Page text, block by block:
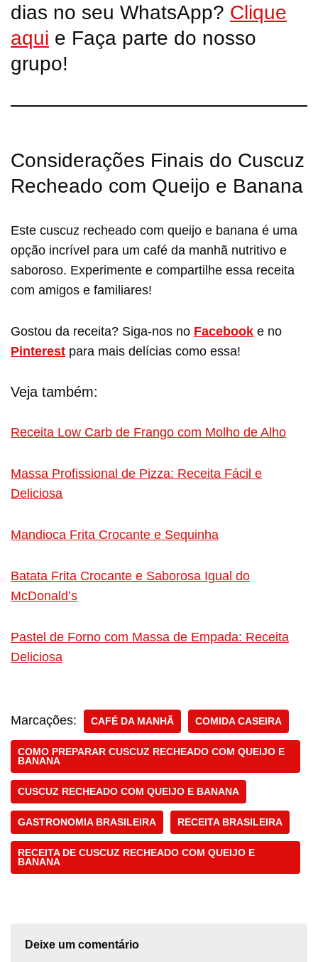
dias no seu WhatsApp? Clique
aqui e Faça parte do nosso
grupo!
Considerações Finais do Cuscuz
Recheado com Queijo e Banana
Este cuscuz recheado com queijo e banana é uma
opção incrível para um café da manhã nutritivo e
saboroso. Experimente e compartilhe essa receita
com amigos e familiares!
Gostou da receita? Siga-nos no Facebook e no
Pinterest para mais delícias como essa!
Veja também:
Receita Low Carb de Frango com Molho de Alho
Massa Profissional de Pizza: Receita Fácil e
Deliciosa
Mandioca Frita Crocante e Sequinha
Batata Frita Crocante e Saborosa Igual do
McDonald’s
Pastel de Forno com Massa de Empada: Receita
Deliciosa
Marcações: CAFÉ DA MANHÃ COMIDA CASEIRA
COMO PREPARAR CUSCUZ RECHEADO COM QUEIJO E
BANANA
CUSCUZ RECHEADO COM QUEIJO E BANANA
GASTRONOMIA BRASILEIRA RECEITA BRASILEIRA
RECEITA DE CUSCUZ RECHEADO COM QUEIJO E
BANANA
Deixe um comentário